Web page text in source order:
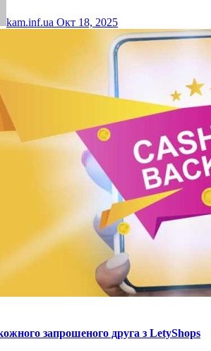
kam.inf.ua Окт 18, 2025
запрошеного друга з LetyShops